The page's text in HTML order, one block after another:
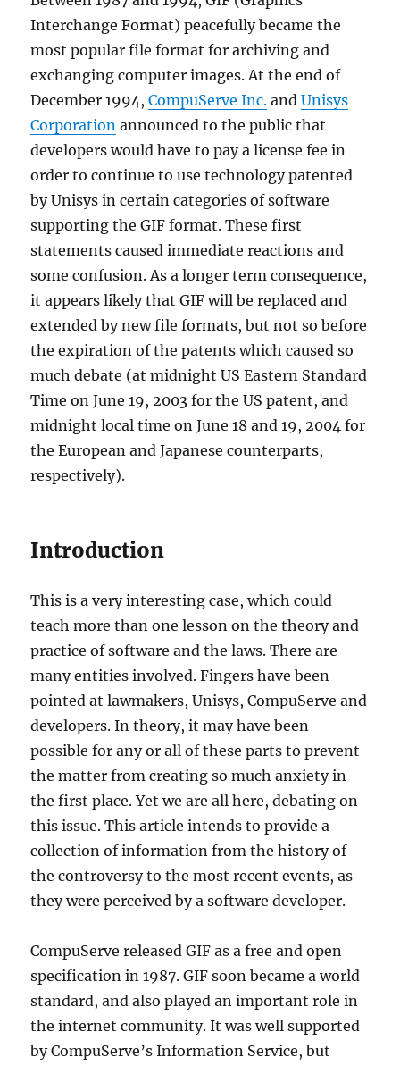
Interchange Format) peacefully became the
most popular file format for archiving and
exchanging computer images. At the end of
December 1994,CompuServe Inc. andUnisys
Corporation announced to the public that
developers would have to pay a license fee in
order to continue to use technology patented
by Unisys in certain categories of software
supporting the GIF format. These first
statements caused immediate reactions and
some confusion. As a longer term consequence,
it appears likely that GIF will be replaced and
extended by new file formats, but not so before
the expiration of the patents which caused so
much debate (at midnight US Eastern Standard
Time on June 19, 2003 for the US patent, and
midnight local time on June 18 and 19, 2004 for
the European and Japanese counterparts,
respectively).
Introduction
This is a very interesting case, which could
teach more than one lesson on the theory and
practice of software and the laws. There are
many entities involved. Fingers have been
pointed at lawmakers, Unisys, CompuServe and
developers. In theory, it may have been
possible for any or all of these parts to prevent
the matter from creating so much anxiety in
the first place. Yet we are all here, debating on
this issue. This article intends to provide a
collection of information from the history of
the controversy to the most recent events, as
they were perceived by a software developer.
CompuServe released GIF as a free and open
specification in 1987. GIF soon became a world
standard, and also played an important role in
the internet community. It was well supported
by CompuServe’s Information Service, but